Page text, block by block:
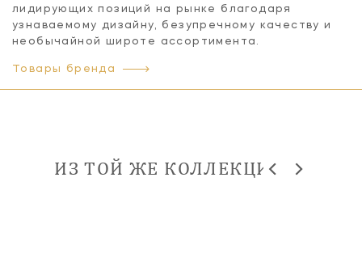
лидирующих позиций на рынке благодаря
узнаваемому дизайну, безупречному качеству и
необычайной широте ассортимента.
Товары бренда
ИЗ ТОЙ ЖЕ КОЛЛЕКЦИИ